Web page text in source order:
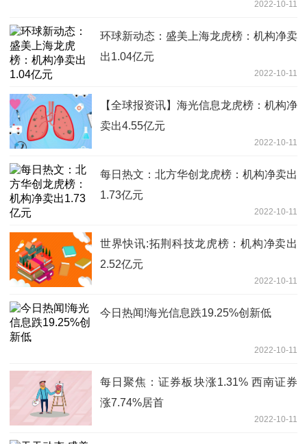
2022-10-11
环球新动态：盛美上海龙虎榜：机构净卖
出1.04亿元
2022-10-11
【全球报资讯】海光信息龙虎榜：机构净
卖出4.55亿元
2022-10-11
每日热文：北方华创龙虎榜：机构净卖出
1.73亿元
2022-10-11
世界快讯:拓荆科技龙虎榜：机构净卖出
2.52亿元
2022-10-11
今日热闻!海光信息跌19.25%创新低
2022-10-11
每日聚焦：证券板块涨1.31% 西南证券
涨7.74%居首
2022-10-11